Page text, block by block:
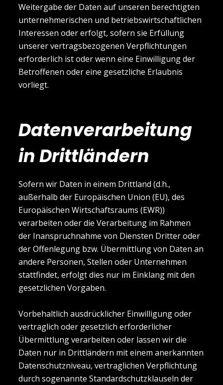
Weitergabe der Daten auf unseren berechtigten
unternehmerischen und betriebswirtschaftlichen
Interessen oder erfolgt, sofern sie Erfüllung
unserer vertragsbezogenen Verpflichtungen
erforderlich ist oder wenn eine Einwilligung der
Betroffenen oder eine gesetzliche Erlaubnis
vorliegt.
Datenverarbeitung
in Drittländern
Sofern wir Daten in einem Drittland (d.h.,
außerhalb der Europäischen Union (EU), des
Europäischen Wirtschaftsraums (EWR))
verarbeiten oder die Verarbeitung im Rahmen
der Inanspruchnahme von Diensten Dritter oder
der Offenlegung bzw. Übermittlung von Daten an
andere Personen, Stellen oder Unternehmen
stattfindet, erfolgt dies nur im Einklang mit den
gesetzlichen Vorgaben.
Vorbehaltlich ausdrücklicher Einwilligung oder
vertraglich oder gesetzlich erforderlicher
Übermittlung verarbeiten oder lassen wir die
Daten nur in Drittländern mit einem anerkannten
Datenschutzniveau, vertraglichen Verpflichtung
durch sogenannte Standardschutzklauseln der